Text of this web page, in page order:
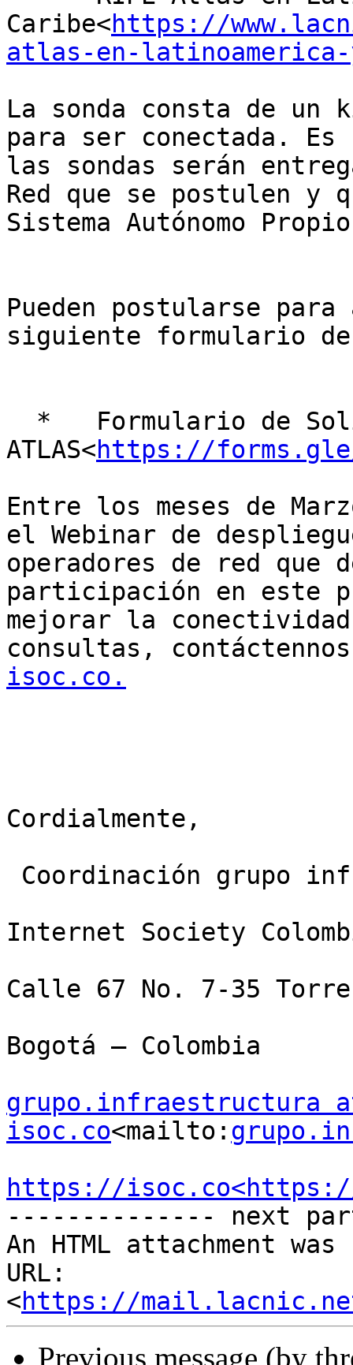
Caribe<https://
atlas-en-
La sonda consta de un
para ser conectada. Es
las sondas serán
Red que se postulen y
Sistema Autónomo
Pueden postularse
siguiente formulario
ATLAS<https://forms.gle/
Entre los meses de
el Webinar de
operadores de red que
participación en este
mejorar la
consultas,
isoc.co.
Cordialmente,
Internet Society
Calle 67 No. 7-35
Bogotá – Colombia
grupo.infraestructura
isoc.co<mailto:
https://
-------------- next
An HTML attachment
URL:
<https://mail.lacnic.net/
Previous message (by